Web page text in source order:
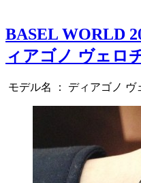
BASEL WORLD
ィアゴノ ヴェロ
モデル名 ： ディアゴノ